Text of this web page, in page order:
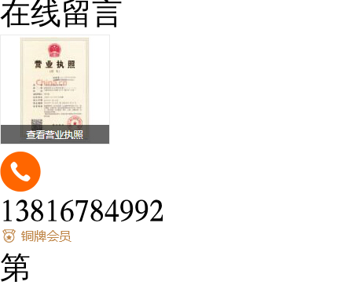
在线留言
𐁡𐁩𐁢𐁡𐁣𐁧𐁢𐁫𐁦𐁦𐁤
第